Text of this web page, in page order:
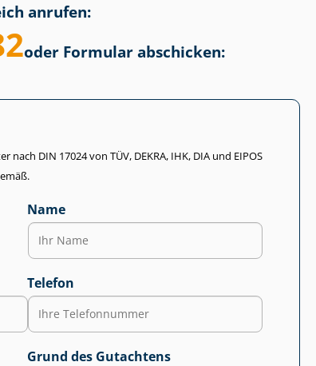
anrufen:
oder Formular abschicken:
DIN 17024 von TÜV, DEKRA, IHK, DIA und EIPOS
Name
Telefon
Grund des Gutachtens